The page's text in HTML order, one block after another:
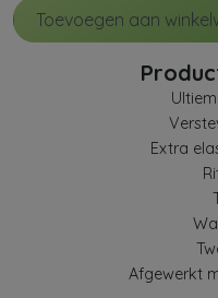
Toevoegen aan
Extra
Afgewerkt